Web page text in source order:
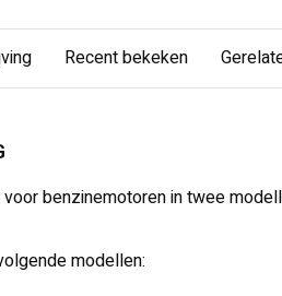
Recent bekeken
benzinemotoren in twee
modellen: